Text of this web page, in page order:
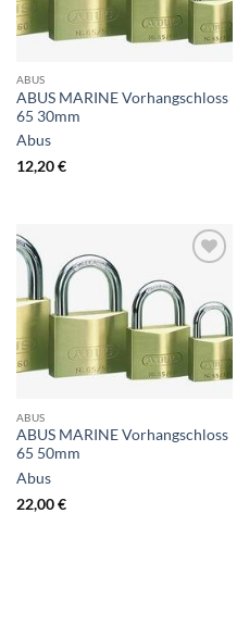
ABUS
ABUS MARINE Vorhangschloss
65 30mm
Abus
12,20€
ABUS
ABUS MARINE Vorhangschloss
65 50mm
Abus
22,00€